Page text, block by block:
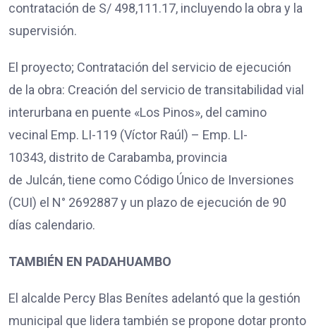
contratación de S/ 498,111.17, incluyendo la obra y la
supervisión.
El proyecto; Contratación del servicio de ejecución
de la obra: Creación del servicio de transitabilidad vial
interurbana en puente «Los Pinos», del camino
vecinal Emp. LI-119 (Víctor Raúl) – Emp. LI-
10343, distrito de Carabamba, provincia
de Julcán, tiene como Código Único de Inversiones
(CUI) el N° 2692887 y un plazo de ejecución de 90
días calendario.
TAMBIÉN EN PADAHUAMBO
El alcalde Percy Blas Benítes adelantó que la gestión
municipal que lidera también se propone dotar pronto